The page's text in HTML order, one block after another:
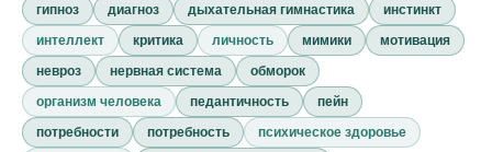
гипноз
диагноз дыхательная гимнастика
инстинкт
интеллект
критика личность мимики
мотивация
невроз
нервная система
обморок
организм человека
педантичность
пейн
потребности
потребность
психическое здоровье